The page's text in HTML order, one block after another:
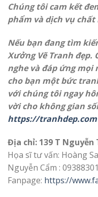
Chúng tôi cam kết
phẩm và dịch vụ
Nếu bạn đang tìm
Xưởng Vẽ Tranh đẹp.
nghe và đáp ứng mọi
cho bạn một bức
với chúng tôi ngay
vời cho không gian
https://tranhdep.com
Địa chỉ: 139 T Nguyễn
Họa sĩ tư vấn: Hoàng
Nguyễn Cẩm :
Fanpage: https://